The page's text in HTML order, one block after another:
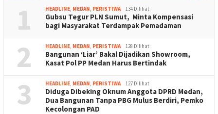
1 HEADLINE, MEDAN, PERISTIWA 134 Dilihat
Gubsu Tegur PLN Sumut, Minta Kompensasi
bagi Masyarakat Terdampak Pemadaman
2 HEADLINE, MEDAN, PERISTIWA 128 Dilihat
Bangunan ‘Liar’ Bakal Dijadikan Showroom,
Kasat Pol PP Medan Harus Bertindak
3 HEADLINE, MEDAN, PERISTIWA 127 Dilihat
Diduga Dibeking Oknum Anggota DPRD Medan,
Dua Bangunan Tanpa PBG Mulus Berdiri, Pemko
Kecolongan PAD